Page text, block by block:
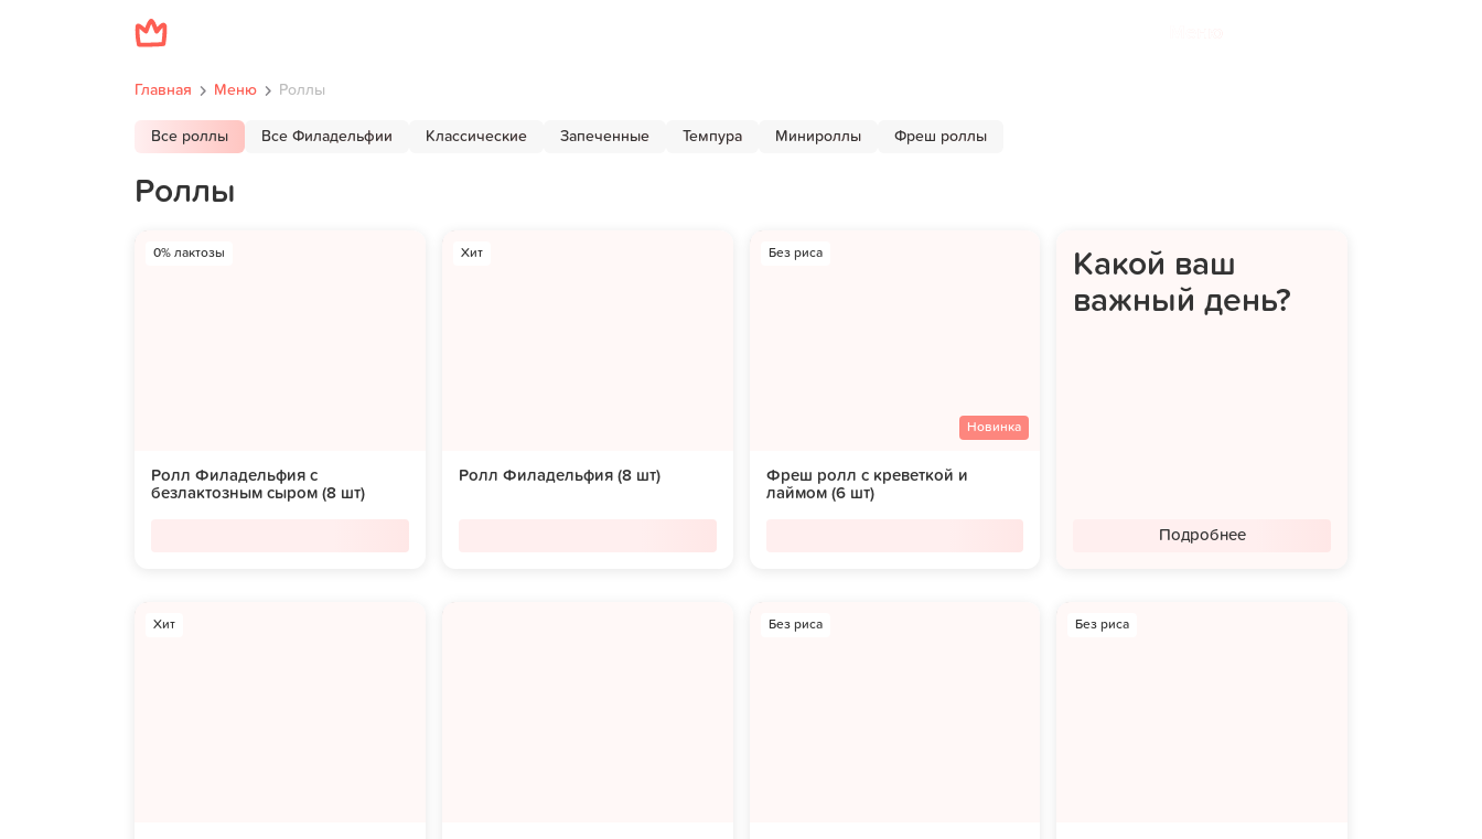
Главная Меню Роллы
Все роллы Все Филадельфии Классические Запеченные Темпура Минироллы Фреш роллы
Роллы
0% лактозы
Ролл Филадельфия с
безлактозным сыром (8 шт)
Хит
Ролл Филадельфия (8 шт)
Без риса
Новинка
Фреш ролл с креветкой и
лаймом (6 шт)
Какой ваш
важный день?
Подробнее
Хит Без риса Без риса